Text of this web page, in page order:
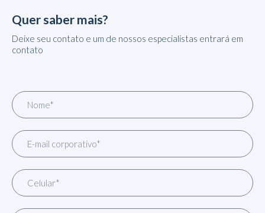
Quer saber mais?
Deixe seu contato e um de nossos especialistas entrará em
contato